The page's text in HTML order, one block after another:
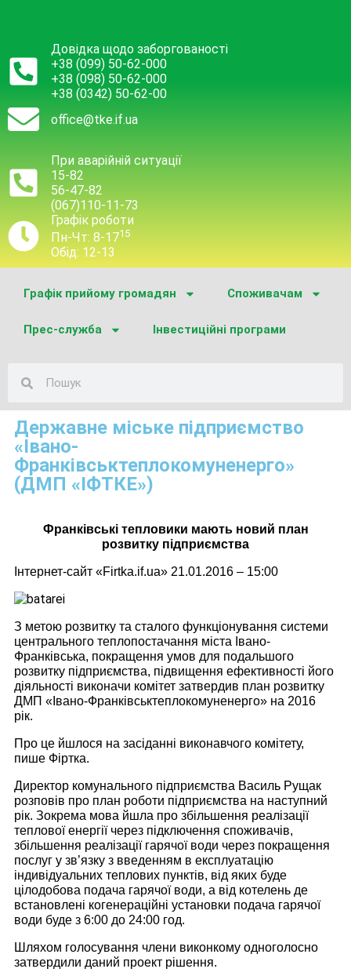
Довідка щодо заборгованості
+38 (099) 50-62-000
+38 (098) 50-62-000
+38 (0342) 50-62-00
office@tke.if.ua
При аварійній ситуації
15-82
56-47-82
(067)110-11-73
Графік роботи
Пн-Чт: 8-1715
Обід: 12-13
Графік прийому громадян Споживачам
Прес-служба Інвестиційні програми
Державне міське підприємство
«Івано-
Франківськтеплокомуненерго»
(ДМП «ІФТКЕ»)
Франківські тепловики мають новий план
розвитку підприємства
Інтернет-сайт «Firtka.if.ua» 21.01.2016 – 15:00
З метою розвитку та сталого функціонування системи
центрального теплопостачання міста Івано-
Франківська, покращення умов для подальшого
розвитку підприємства, підвищення ефективності його
діяльності виконачи комітет затвердив план розвитку
ДМП «Івано-Франківськтеплокомуненерго» на 2016
рік.
Про це йшлося на засіданні виконавчого комітету,
пише Фіртка.
Директор комунального підприємства Василь Рущак
розповів про план роботи підприємства на наступний
рік. Зокрема мова йшла про збільшення реалізації
теплової енергії через підключення споживачів,
збільшення реалізації гарячої води через покращення
послуг у зв’язку з введенням в експлуатацію
індивідуальних теплових пунктів, від яких буде
цілодобова подача гарячої води, а від котелень де
встановлені когенераційні установки подача гарячої
води буде з 6:00 до 24:00 год.
Шляхом голосування члени виконкому одноголосно
затвердили даний проект рішення.